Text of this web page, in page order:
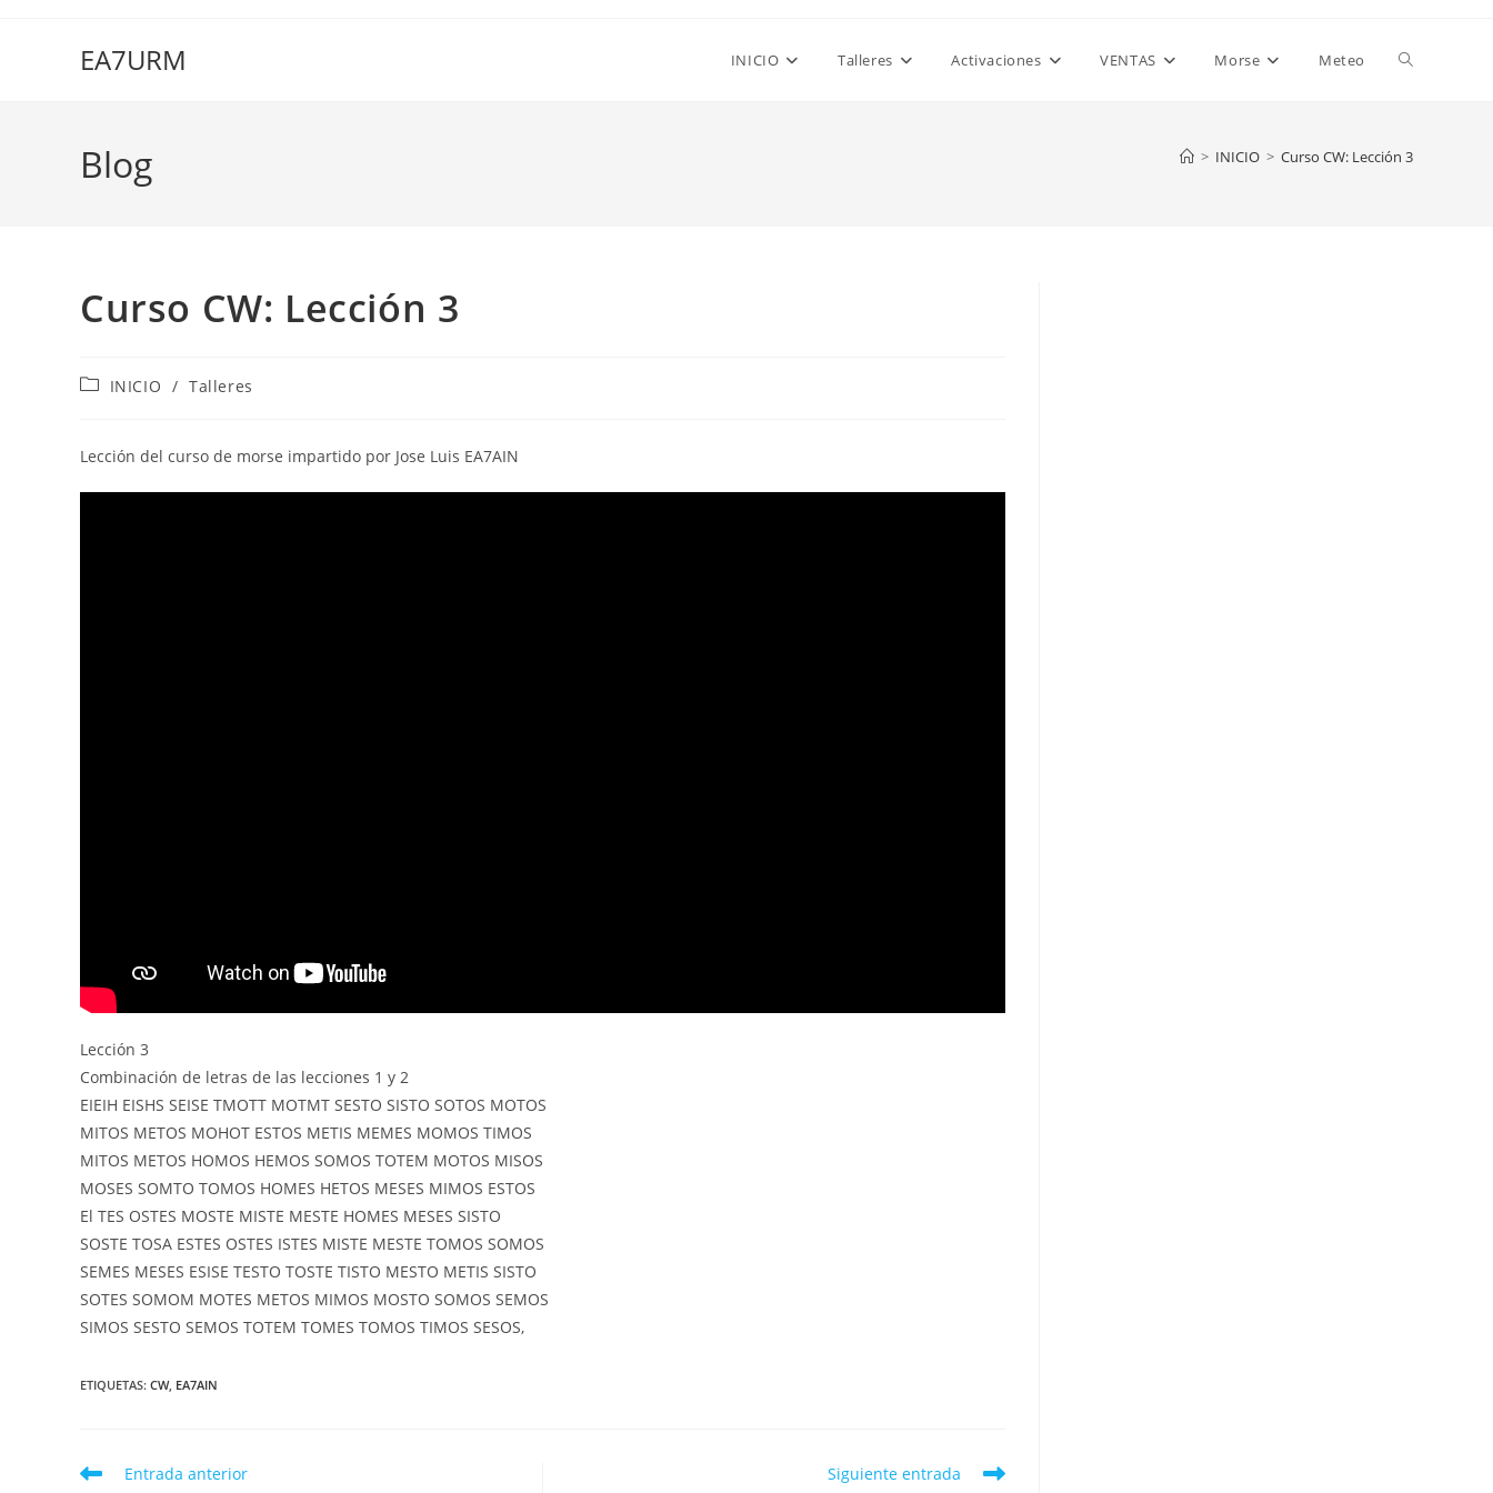
EA7URM INICIO Talleres Activaciones VENTAS Morse Meteo Alternar
Blog > INICIO > Curso CW: Lección 3
Curso CW: Lección 3
Categoría
entrada:
INICIO / Talleres
Lección del curso de morse impartido por Jose Luis EA7AIN
Lección 3
Combinación de letras de las lecciones 1 y 2
EIEIH EISHS SEISE TMOTT MOTMT SESTO SISTO SOTOS MOTOS
MITOS METOS MOHOT ESTOS METIS MEMES MOMOS TIMOS
MITOS METOS HOMOS HEMOS SOMOS TOTEM MOTOS MISOS
MOSES SOMTO TOMOS HOMES HETOS MESES MIMOS ESTOS
El TES OSTES MOSTE MISTE MESTE HOMES MESES SISTO
SOSTE TOSA ESTES OSTES ISTES MISTE MESTE TOMOS SOMOS
SEMES MESES ESISE TESTO TOSTE TISTO MESTO METIS SISTO
SOTES SOMOM MOTES METOS MIMOS MOSTO SOMOS SEMOS
SIMOS SESTO SEMOS TOTEM TOMES TOMOS TIMOS SESOS,
ETIQUETAS: CW, EA7AIN
Leer
Entrada anterior Siguiente entrada